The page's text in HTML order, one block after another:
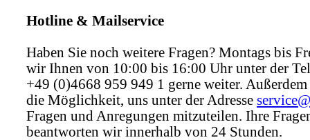
Hotline & Mailservice
Haben Sie noch weitere Fragen? Montags bis
wir Ihnen von 10:00 bis 16:00 Uhr unter der
+49 (0)4668 959 949 1 gerne weiter. Außerdem
die Möglichkeit, uns unter der Adresse
Fragen und Anregungen mitzuteilen. Ihre
beantworten wir innerhalb von 24 Stunden.